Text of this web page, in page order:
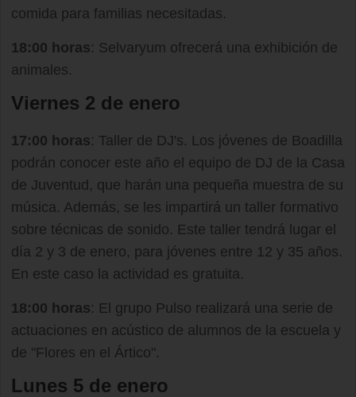
comida para familias necesitadas.
18:00 horas: Selvaryum ofrecerá una exhibición de
animales.
Viernes 2 de enero
17:00 horas: Taller de DJ's. Los jóvenes de Boadilla
podrán conocer este año el equipo de DJ de la Casa
de Juventud, que harán una pequeña muestra de su
música. Además, se les impartirá un taller formativo
sobre técnicas de sonido. Este taller tendrá lugar el
día 2 y 3 de enero, para jóvenes entre 12 y 35 años.
En este caso la actividad es gratuita.
18:00 horas: El grupo Pulso realizará una serie de
actuaciones en acústico de alumnos de la escuela y
de "Flores en el Ártico".
Lunes 5 de enero